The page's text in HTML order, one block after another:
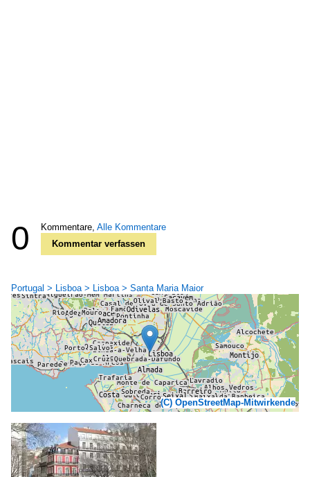
0 Kommentare, Alle Kommentare
Kommentar verfassen
Portugal > Lisboa > Lisboa > Santa Maria Maior
(C) OpenStreetMap-Mitwirkende